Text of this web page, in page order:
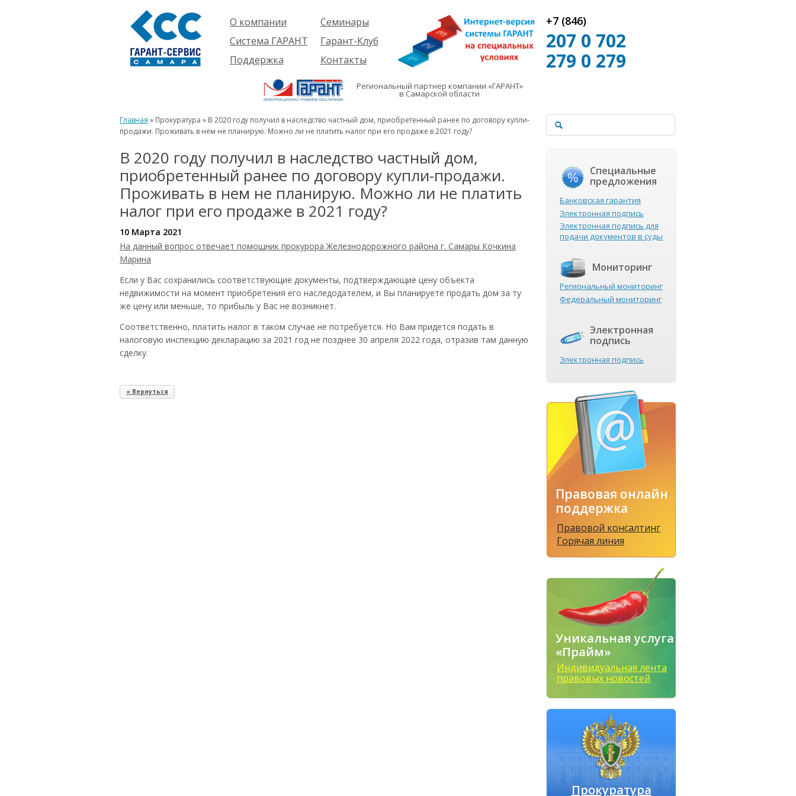
О компании
Компания
Проекты
Партнеры
Вакансии
Реквизиты
Информация
Система ГАРАНТ
О системе
решения
Комплекты
Новинки
История
Поддержка
Пользователям
Будущим
пользователям
Семинары
Об услуге
Предстоящие
семинары
Гарант-Клуб
Контакты
+7 (846)
207 0 702
279 0 279
Региональный партнер компании «ГАРАНТ»
в Самарской области
Главная » Прокуратура » В 2020 году получил в наследство частный дом, приобретенный ранее по договору купли-
продажи. Проживать в нем не планирую. Можно ли не платить налог при его продаже в 2021 году?
В 2020 году получил в наследство частный дом,
приобретенный ранее по договору купли-продажи.
Проживать в нем не планирую. Можно ли не платить
налог при его продаже в 2021 году?
10 Марта 2021
На данный вопрос отвечает помощник прокурора Железнодорожного района г. Самары Кочкина
Марина
Если у Вас сохранились соответствующие документы, подтверждающие цену объекта
недвижимости на момент приобретения его наследодателем, и Вы планируете продать дом за ту
же цену или меньше, то прибыль у Вас не возникнет.
Соответственно, платить налог в таком случае не потребуется. Но Вам придется подать в
налоговую инспекцию декларацию за 2021 год не позднее 30 апреля 2022 года, отразив там данную
сделку.
« Вернуться
Специальные
предложения
Банковская гарантия
Электронная подпись
Электронная подпись для
подачи документов в суды
Мониторинг
Региональный мониторинг
Федеральный мониторинг
Электронная
подпись
Электронная подпись
Правовая онлайн
поддержка
Правовой консалтинг
Горячая линия
Уникальная услуга
«Прайм»
Индивидуальная лента
правовых новостей
Прокуратура